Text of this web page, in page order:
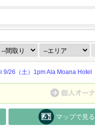
26（土）1pm Ala Moana Hotel
マップで見る